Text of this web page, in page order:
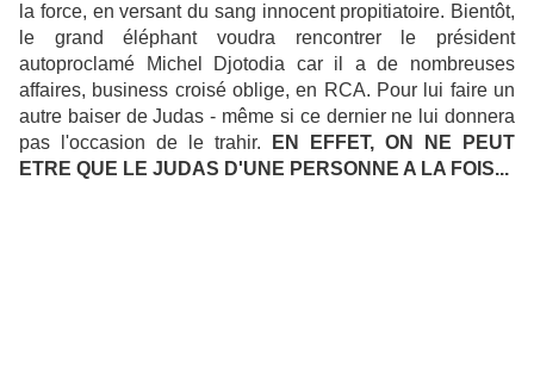
la force, en versant du sang innocent propitiatoire. Bientôt,
le grand éléphant voudra rencontrer le président
autoproclamé Michel Djotodia car il a de nombreuses
affaires, business croisé oblige, en RCA. Pour lui faire un
autre baiser de Judas - même si ce dernier ne lui donnera
pas l'occasion de le trahir.
EN EFFET, ON NE PEUT
ETRE QUE LE JUDAS D'UNE PERSONNE A LA FOIS...